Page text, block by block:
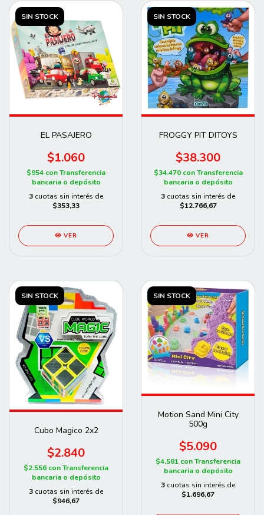
SIN STOCK
EL PASAJERO
$1.060
$954 conTransferencia
bancaria o depósito
3 cuotas sin interés de
$353,33
VER
SIN STOCK
FROGGY PIT DITOYS
$38.300
$34.470 con Transferencia
bancaria o depósito
3 cuotas sin interés de
$12.766,67
VER
SIN STOCK
Cubo Magico 2x2
$2.840
$2.556 conTransferencia
bancaria o depósito
3 cuotas sin interés de
$946,67
SIN STOCK
Motion Sand Mini City
500g
$5.090
$4.581 conTransferencia
bancaria o depósito
3 cuotas sin interés de
$1.696,67